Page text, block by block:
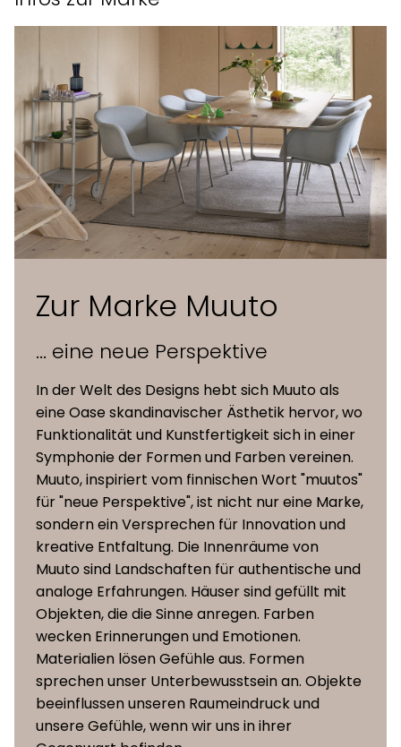
Schale
Zusätzen, recycelter
Kunststoff aus Post-
Consumer-Abfällen
Polsterung und
Bezüge
Sitz, Rückenlehne und
Armlehne mehrere Lagen
Schaumstoff und Watte, mit
Textil-, Kunstleder- oder
Lederbezügen erhältlich
zertifizierter (FSC-C028824)
Wasserbasis, Füsse mit
Zur Marke Muuto
... eine neue Perspektive
In der Welt des Designs hebt sich Muuto als
eine Oase skandinavischer Ästhetik hervor, wo
Funktionalität und Kunstfertigkeit sich in einer
Symphonie der Formen und Farben vereinen.
Muuto, inspiriert vom finnischen Wort "muutos"
für "neue Perspektive", ist nicht nur eine Marke,
sondern ein Versprechen für Innovation und
kreative Entfaltung. Die Innenräume von
Muuto sind Landschaften für authentische und
analoge Erfahrungen. Häuser sind gefüllt mit
Objekten, die die Sinne anregen. Farben
wecken Erinnerungen und Emotionen.
Materialien lösen Gefühle aus. Formen
sprechen unser Unterbewusstsein an. Objekte
beeinflussen unseren Raumeindruck und
unsere Gefühle, wenn wir uns in ihrer